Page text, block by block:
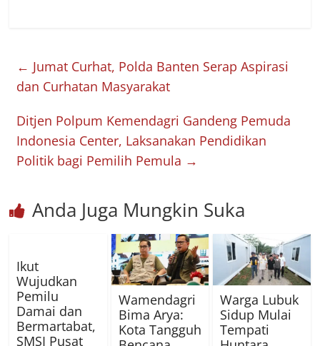
← Jumat Curhat, Polda Banten Serap Aspirasi
dan Curhatan Masyarakat
Ditjen Polpum Kemendagri Gandeng Pemuda
Indonesia Center, Laksanakan Pendidikan
Politik bagi Pemilih Pemula →
Anda Juga Mungkin Suka
Ikut
Wujudkan
Pemilu
Damai dan
Bermartabat,
SMSI Pusat
Wamendagri
Bima Arya:
Kota Tangguh
Warga Lubuk
Sidup Mulai
Tempati